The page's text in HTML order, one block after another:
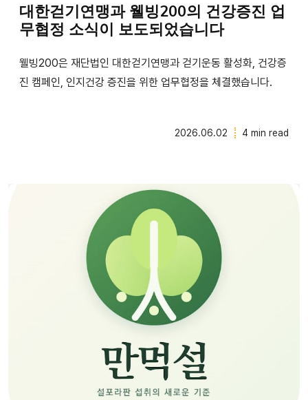
대한걷기연맹과 웰빙200의 건강증진 업
무협정 소식이 보도되었습니다
웰빙200은 재단법인 대한걷기연맹과 걷기운동 활성화, 건강증
진 캠페인, 인지건강 증진을 위한 업무협정을 체결했습니다.
2026.06.02 4 min read